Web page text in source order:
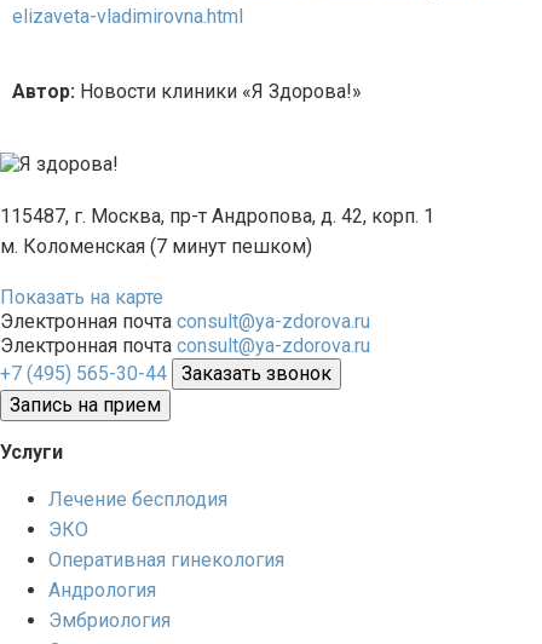
elizaveta-vladimirovna.html
Автор: Новости клиники «Я Здорова!»
115487, г. Москва, пр-т Андропова, д. 42, корп. 1
м. Коломенская (7 минут пешком)
Показать на карте
Электронная почта consult@ya-zdorova.ru
Электронная почта consult@ya-zdorova.ru
+7 (495) 565-30-44
Заказать звонок
Запись на прием
Услуги
Лечение бесплодия
ЭКО
Оперативная гинекология
Андрология
Эмбриология